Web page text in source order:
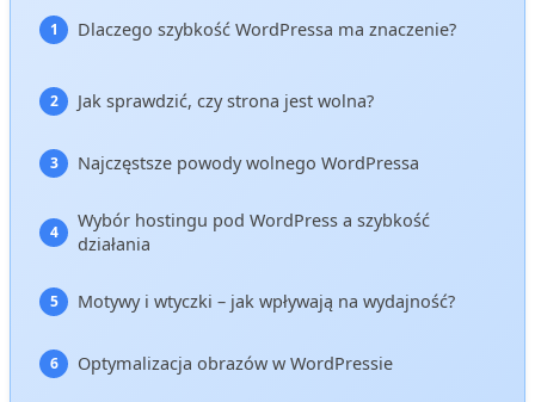
Dlaczego szybkość WordPressa ma znaczenie?
Jak sprawdzić, czy strona jest wolna?
Najczęstsze powody wolnego WordPressa
Wybór hostingu pod WordPress a szybkość
działania
Motywy i wtyczki – jak wpływają na wydajność?
Optymalizacja obrazów w WordPressie